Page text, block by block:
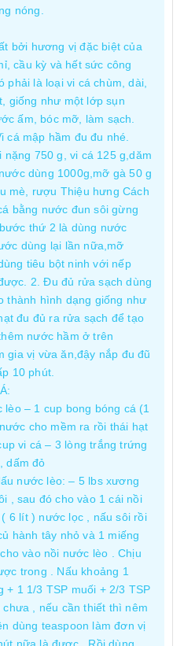
nóng.
bởi hương vị đặc biệt của
cầu kỳ và hết sức công
phải là loại vi cá chùm, dài,
giống như một lớp sụn
ấm, bóc mỡ, làm sạch.
cá mập hầm đu đu nhé.
750 g, vi cá 125 g,dăm
dùng 1000g,mỡ gà 50 g
mè, rượu Thiệu hưng Cách
bằng nước đun sôi gừng
thứ 2 là dùng nước
dùng lại lần nữa,mỡ
tiêu bột ninh với nếp
2. Đu đủ rửa sạch dùng
thành hình dạng giống như
đu đủ ra rửa sạch để tạo
nước hầm ở trên
gia vị vừa ăn,đậy nắp đu đũ
10 phút.
– 1 cup bong bóng cá (1
cho mềm ra rồi thái hạt
vi cá – 3 lòng trắng trứng
dấm đỏ
nước lèo: – 5 lbs xương
, sau đó cho vào 1 cái nồi
6 lít ) nước lọc , nấu sôi rồi
hành tây nhỏ và 1 miếng
vào nồi nước lèo . Chịu
trong . Nấu khoảng 1
1 1/3 TSP muối + 2/3 TSP
, nếu cần thiết thì nêm
dùng teaspoon làm đơn vị